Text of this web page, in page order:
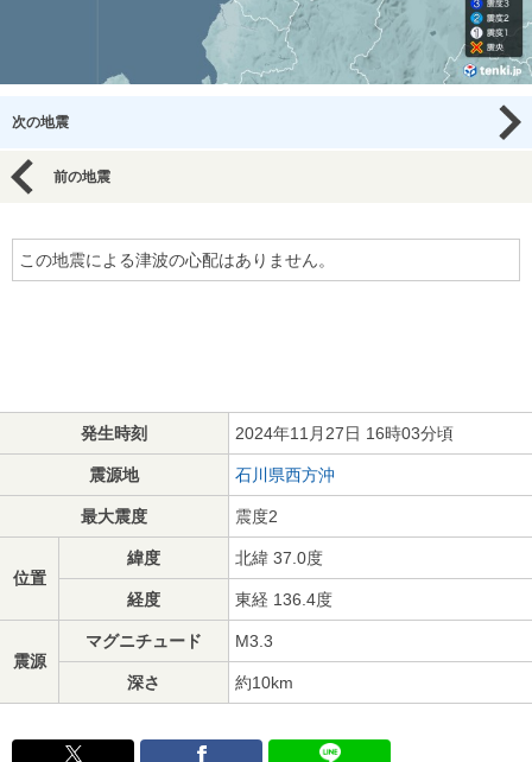
次の地震
前の地震
この地震による津波の心配はありません。
発生時刻 2024年11月27日 16時03分頃
震源地 石川県西方沖
最大震度 震度2
位置
緯度 北緯 37.0度
経度 東経 136.4度
震源
マグニチュード M3.3
深さ 約10km